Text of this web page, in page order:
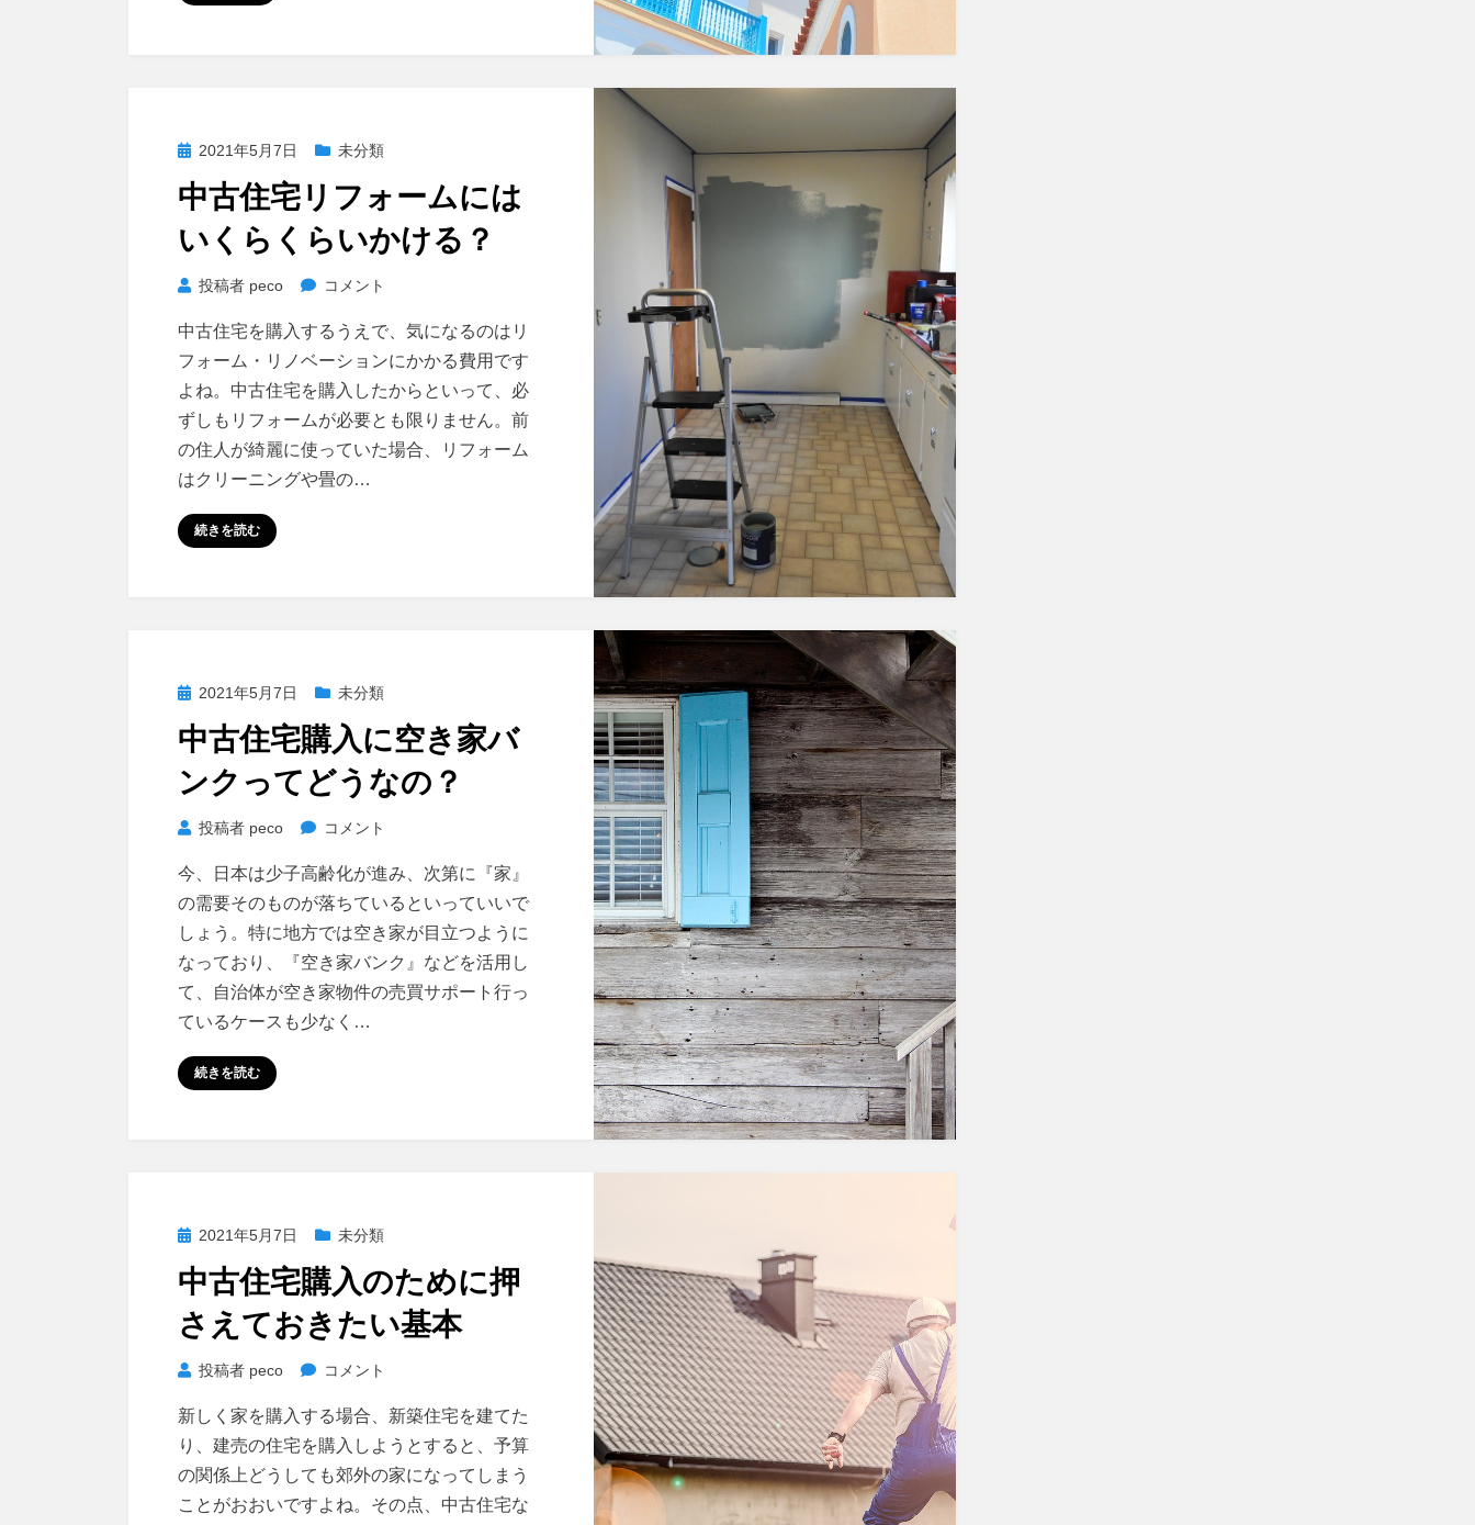
「注
文
住
宅」
す
し！
投
稿
日:
2021年5月7日 未分類
中古住宅リフォームには
いくらくらいかける？
投稿者 peco
中
住
宅
リ
フ
ォ
ー
ら
い
か
け
に
コメント
中古住宅を購入するうえで、気になるのはリ
フォーム・リノベーションにかかる費用です
よね。中古住宅を購入したからといって、必
ずしもリフォームが必要とも限りません。前
の住人が綺麗に使っていた場合、リフォーム
はクリーニングや畳の…
続きを読む
投
稿
日:
2021年5月7日 未分類
中古住宅購入に空き家バ
ンクってどうなの？
投稿者 peco
中
住
宅
購
入
に
空
ど
う
な
の？
コメント
今、日本は少子高齢化が進み、次第に『家』
の需要そのものが落ちているといっていいで
しょう。特に地方では空き家が目立つように
なっており、『空き家バンク』などを活用し
て、自治体が空き家物件の売買サポート行っ
ているケースも少なく…
続きを読む
投
稿
日:
2021年5月7日 未分類
中古住宅購入のために押
さえておきたい基本
投稿者 peco
中
住
宅
購
入
コメント
新しく家を購入する場合、新築住宅を建てた
り、建売の住宅を購入しようとすると、予算
の関係上どうしても郊外の家になってしまう
ことがおおいですよね。その点、中古住宅な